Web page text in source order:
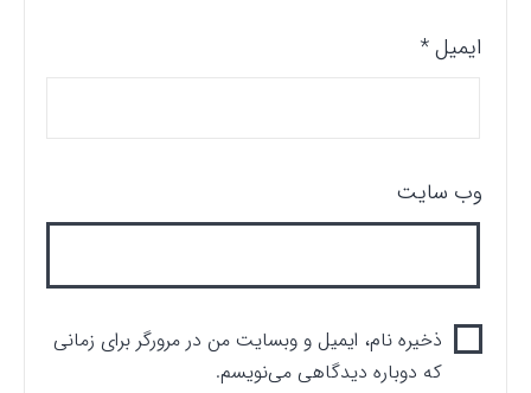
ایمیل*
وب‌ سایت
ذخیره نام، ایمیل و وبسایت من در مرورگر برای زمانی
که دوباره دیدگاهی می‌نویسم.